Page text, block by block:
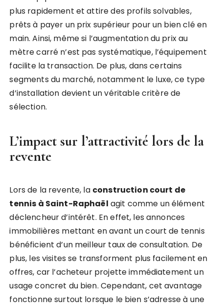
plus rapidement et attire des profils solvables,
prêts à payer un prix supérieur pour un bien clé en
main. Ainsi, même si l’augmentation du prix au
mètre carré n’est pas systématique, l’équipement
facilite la transaction. De plus, dans certains
segments du marché, notamment le luxe, ce type
d’installation devient un véritable critère de
sélection.
L’impact sur l’attractivité lors de la
revente
Lors de la revente, la construction court de
tennis à Saint-Raphaël agit comme un élément
déclencheur d’intérêt. En effet, les annonces
immobilières mettant en avant un court de tennis
bénéficient d’un meilleur taux de consultation. De
plus, les visites se transforment plus facilement en
offres, car l’acheteur projette immédiatement un
usage concret du bien. Cependant, cet avantage
fonctionne surtout lorsque le bien s’adresse à une